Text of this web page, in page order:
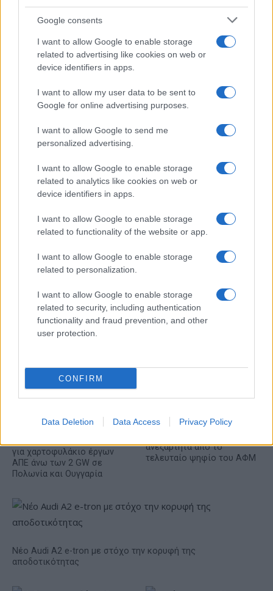
Google consents
I want to allow Google to enable storage
related to advertising like cookies on web or
device identifiers in apps.
I want to allow my user data to be sent to
Google for online advertising purposes.
I want to allow Google to send me
personalized advertising.
I want to allow Google to enable storage
related to analytics like cookies on web or
device identifiers in apps.
I want to allow Google to enable storage
related to functionality of the website or app.
I want to allow Google to enable storage
related to personalization.
I want to allow Google to enable storage
related to security, including authentication
functionality and fraud prevention, and other
user protection.
CONFIRM
Data Deletion Data Access Privacy Policy
όφελος 2.000 ευρώ
της
Σε κινεζική… πολιορκία η ευρωπαϊκή αυτοκινητοβιομηχανία
ΠΑΟΚ: Με τον Μάρκους
αφίξεις - Οι δηλώσεις του
(vid & pics)
πρόκριση στον τελικό (live
stream)
Ταχύτερα και αυστηρότερα: Το νέο ψηφιακό καθεστώς της
ΑΑΔΕ για τα ανασφάλιστα οχήματα
για χαρτοφυλάκιο έργων
ΑΠΕ άνω των 2 GW σε
Πολωνία και Ουγγαρία
Τουρισμός για Όλους:
ανεξάρτητα από το
τελευταίο ψηφίο του ΑΦΜ
Νέο Audi A2 e-tron με στόχο την κορυφή της
αποδοτικότητας